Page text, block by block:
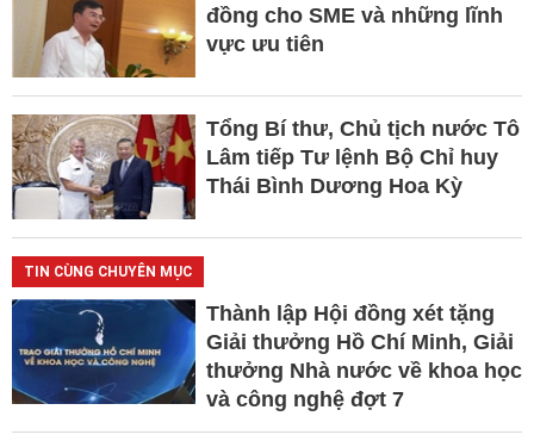
đồng cho SME và những lĩnh
vực ưu tiên
Tổng Bí thư, Chủ tịch nước Tô
Lâm tiếp Tư lệnh Bộ Chỉ huy
Thái Bình Dương Hoa Kỳ
TIN CÙNG CHUYÊN MỤC
Thành lập Hội đồng xét tặng
Giải thưởng Hồ Chí Minh, Giải
thưởng Nhà nước về khoa học
và công nghệ đợt 7